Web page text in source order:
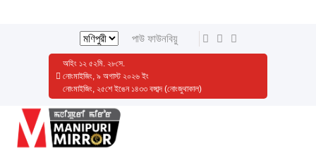
পাউ ফাউনবিয়ু
অহিং ১২ ৫২মি. ২৮সে.
নোংমাইজিং, ৯ অগাস্ট ২০২৬ ইং
নোংমাইজিং, ২৫শে ইঙেন ১৪৩৩ বঙ্গাব্দ (নোংজুথাকাল)